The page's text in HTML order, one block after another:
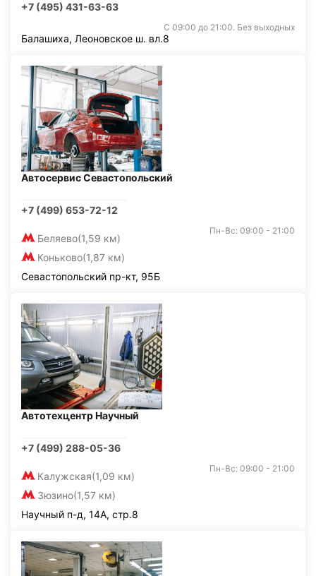
+7 (495) 431-63-63
С 09:00 до 21:00. Без выходных
Балашиха, Леоновское ш. вл.8
Автосервис Севастопольский
+7 (499) 653-72-12
Беляево(1,59 км)
Коньково(1,87 км)
Пн-Вс: 09:00 - 21:00
Севастопольский пр-кт, 95Б
Автотехцентр Научный
+7 (499) 288-05-36
Калужская(1,09 км)
Зюзино(1,57 км)
Пн-Вс: 09:00 - 21:00
Научный п-д, 14А, стр.8